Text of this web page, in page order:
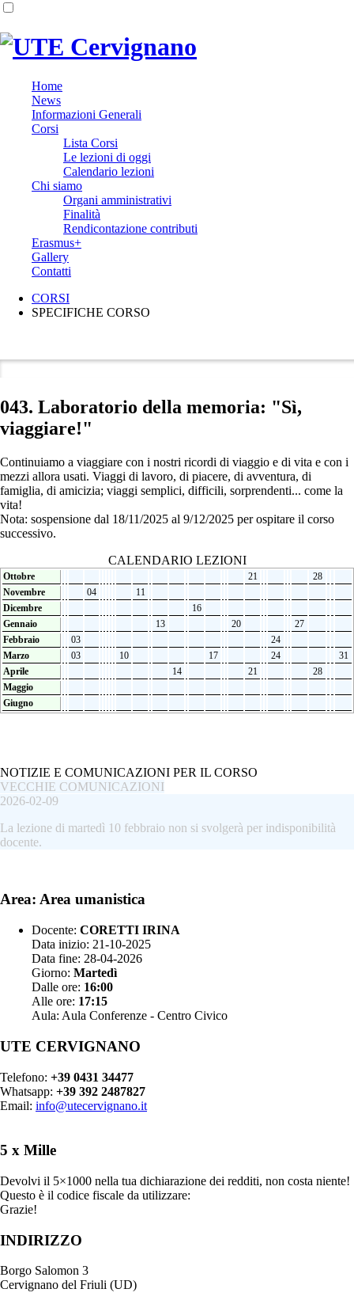
Home
News
Informazioni Generali
Corsi
Lista Corsi
Le lezioni di oggi
Calendario lezioni
Chi siamo
Organi amministrativi
Finalità
Rendicontazione contributi
Erasmus+
Gallery
Contatti
CORSI
SPECIFICHE CORSO
043. Laboratorio della memoria: "Sì,
viaggiare!"
Continuiamo a viaggiare con i nostri ricordi di viaggio e di vita e con i
mezzi allora usati. Viaggi di lavoro, di piacere, di avventura, di
famiglia, di amicizia; viaggi semplici, difficili, sorprendenti... come la
vita!
Nota: sospensione dal 18/11/2025 al 9/12/2025 per ospitare il corso
successivo.
CALENDARIO LEZIONI
Ottobre 21
28
Novembre
04
11
Dicembre
16
Gennaio
13 20
27
Febbraio
03
24
Marzo
03 10 17 24
31
Aprile
14 21
28
Maggio
Giugno
NOTIZIE E COMUNICAZIONI PER IL CORSO
VECCHIE COMUNICAZIONI
2026-02-09
La lezione di martedì 10 febbraio non si svolgerà per indisponibilità
docente.
Area: Area umanistica
Docente: CORETTI IRINA
Data inizio: 21-10-2025
Data fine: 28-04-2026
Giorno: Martedì
Dalle ore: 16:00
Alle ore: 17:15
Aula: Aula Conferenze - Centro Civico
UTE CERVIGNANO
Telefono: +39 0431 34477
Whatsapp: +39 392 2487827
Email: info@utecervignano.it
5 x Mille
Devolvi il 5×1000 nella tua dichiarazione dei redditi, non costa niente!
Questo è il codice fiscale da utilizzare:
Grazie!
INDIRIZZO
Borgo Salomon 3
Cervignano del Friuli (UD)